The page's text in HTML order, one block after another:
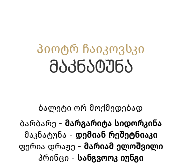
პიოტრ ჩაიკოვსკი
მაკნატუნა
ბალეტი ორ მოქმედებად
ბარბარე - მარგარიტა სიდორკინა
მაკნატუნა - დემიან რეშეტნიაკი
ფერია დრაჟე - მარიამ ელოშვილი
პრინცი - სანგვოოკ იუნგი